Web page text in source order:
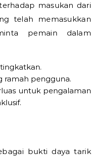
masukan dari
telah memasukkan
pemain dalam
ramah pengguna.
untuk pengalaman
bukti daya tarik